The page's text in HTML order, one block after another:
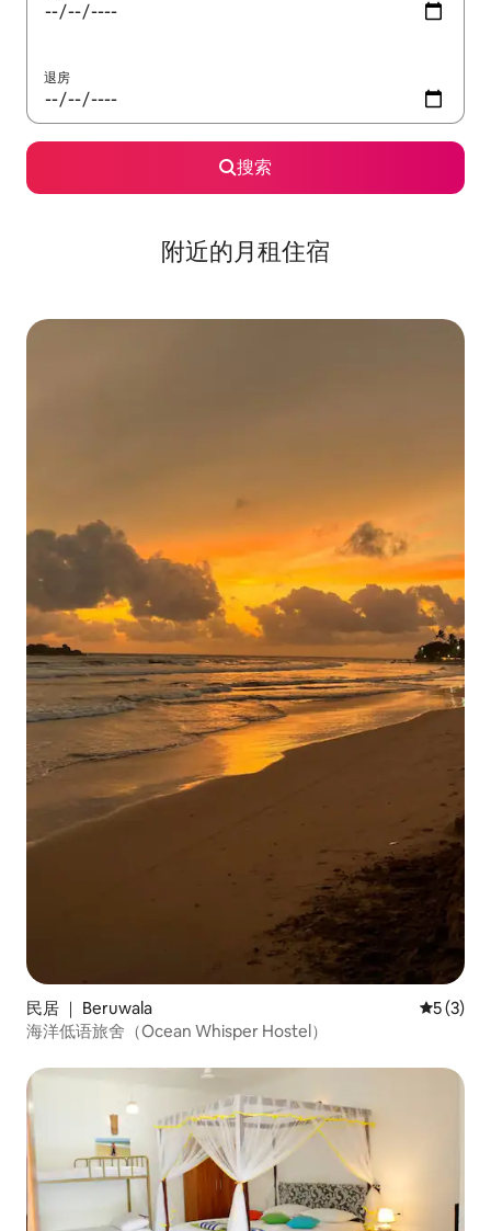
退房
搜索
附近的月租住宿
民居 ｜ Beruwala 平均评分
5 (3)
海洋低语旅舍（Ocean Whisper Hostel）